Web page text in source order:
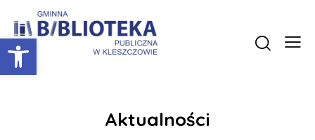
Otwórz pasek narzędzi
Aktualności